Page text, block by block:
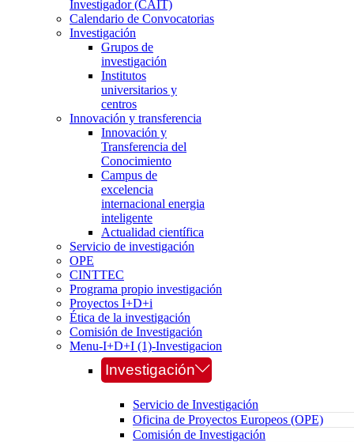
Investigador (CAIT)
Calendario de Convocatorias
Investigación
Grupos de
investigación
Institutos
universitarios y
centros
Innovación y transferencia
Innovación y
Transferencia del
Conocimiento
Campus de
excelencia
internacional energia
inteligente
Actualidad científica
Servicio de investigación
OPE
CINTTEC
Programa propio investigación
Proyectos I+D+i
Ética de la investigación
Comisión de Investigación
Menu-I+D+I (1)-Investigacion
Investigación
Servicio de Investigación
Oficina de Proyectos Europeos (OPE)
Comisión de Investigación